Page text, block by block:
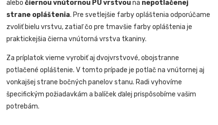
alebočiernou vnútornou PU vrstvouna nepotlačenej
strane opláštenia. Pre svetlejšie farby opláštenia odporúčame
zvoliť bielu vrstvu, zatiaľ čo pre tmavšie farby opláštenia je
praktickejšia čierna vnútorná vrstva tkaniny.
Za príplatok vieme vyrobiť aj dvojvrstvové, obojstranne
potlačené opláštenie. V tomto prípade je potlač na vnútornej aj
vonkajšej strane bočných panelov stanu. Radi vyhovíme
špecifickým požiadavkám a balíček ďalej prispôsobíme vašim
potrebám.